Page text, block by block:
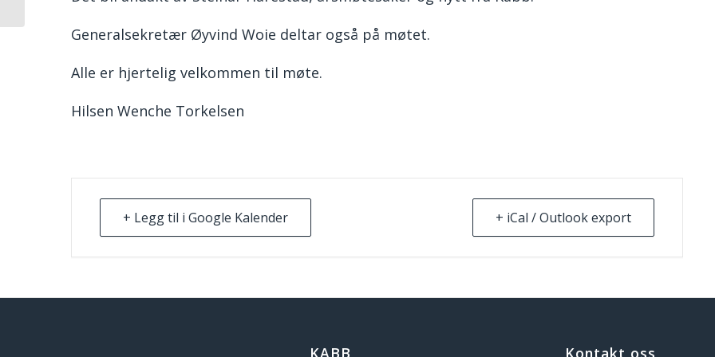
Generalsekretær Øyvind Woie deltar også på møtet.
Alle er hjertelig velkommen til møte.
Hilsen Wenche Torkelsen
+ Legg til i Google Kalender + iCal / Outlook export
KABB Kontakt oss